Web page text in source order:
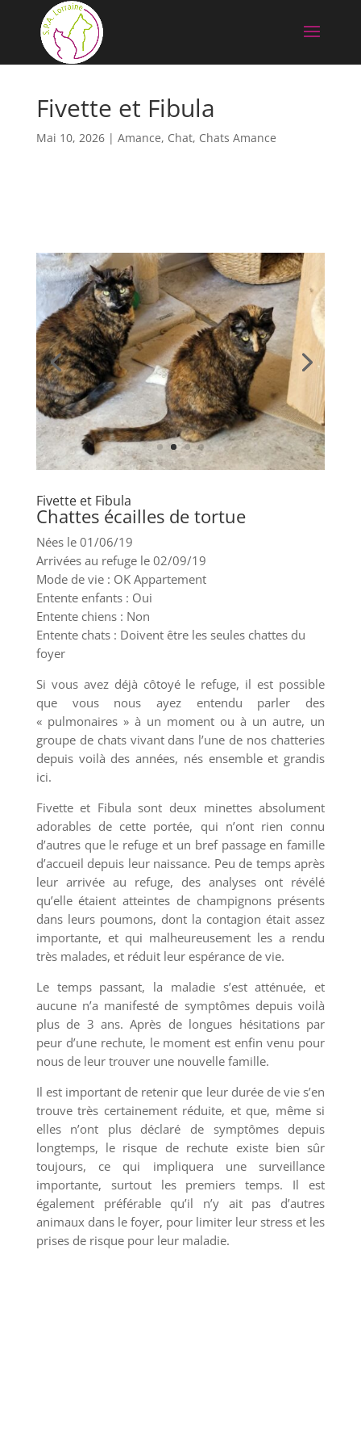
Fivette et Fibula
Mai 10, 2026| Amance, Chat, Chats Amance
Fivette et Fibula
Chattes écailles de tortue
Nées le 01/06/19
Arrivées au refuge le 02/09/19
Mode de vie : OK Appartement
Entente enfants : Oui
Entente chiens : Non
Entente chats : Doivent être les seules chattes du
foyer
Si vous avez déjà côtoyé le refuge, il est possible
que vous nous ayez entendu parler des
« pulmonaires » à un moment ou à un autre, un
groupe de chats vivant dans l’une de nos chatteries
depuis voilà des années, nés ensemble et grandis
ici.
Fivette et Fibula sont deux minettes absolument
adorables de cette portée, qui n’ont rien connu
d’autres que le refuge et un bref passage en famille
d’accueil depuis leur naissance. Peu de temps après
leur arrivée au refuge, des analyses ont révélé
qu’elle étaient atteintes de champignons présents
dans leurs poumons, dont la contagion était assez
importante, et qui malheureusement les a rendu
très malades, et réduit leur espérance de vie.
Le temps passant, la maladie s’est atténuée, et
aucune n’a manifesté de symptômes depuis voilà
plus de 3 ans. Après de longues hésitations par
peur d’une rechute, le moment est enfin venu pour
nous de leur trouver une nouvelle famille.
Il est important de retenir que leur durée de vie s’en
trouve très certainement réduite, et que, même si
elles n’ont plus déclaré de symptômes depuis
longtemps, le risque de rechute existe bien sûr
toujours, ce qui impliquera une surveillance
importante, surtout les premiers temps. Il est
également préférable qu’il n’y ait pas d’autres
animaux dans le foyer, pour limiter leur stress et les
prises de risque pour leur maladie.